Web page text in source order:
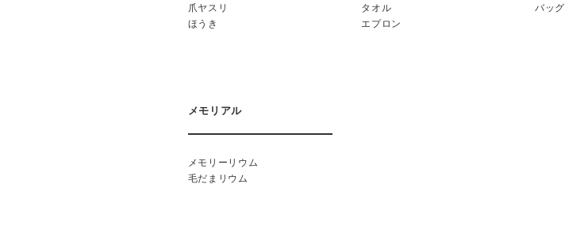
爪ヤスリ
ほうき
タオル
エプロン
バッグ
メモリアル
メモリーリウム
毛だまリウム